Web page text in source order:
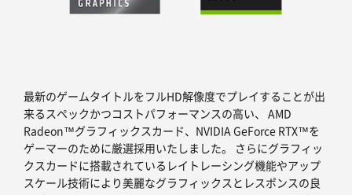
最新のゲームタイトルをフルHD解像度でプレイすることが出
来るスペックかつコストパフォーマンスの高い、 AMD
Radeon™グラフィックスカード、NVIDIA GeForce RTX™を
ゲーマーのために厳選採用いたしました。 さらにグラフィッ
クスカードに搭載されているレイトレーシング機能やアップ
スケール技術により美麗なグラフィックスとレスポンスの良